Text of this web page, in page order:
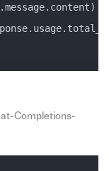
Completions-